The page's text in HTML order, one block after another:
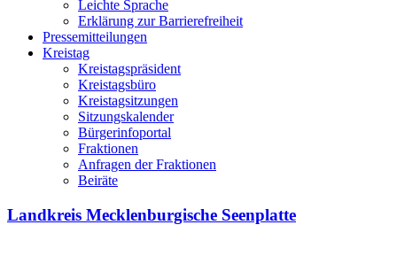
Leichte Sprache
Erklärung zur Barrierefreiheit
Pressemitteilungen
Kreistag
Kreistagspräsident
Kreistagsbüro
Kreistagsitzungen
Sitzungskalender
Bürgerinfoportal
Fraktionen
Anfragen der Fraktionen
Beiräte
Landkreis Mecklenburgische Seenplatte